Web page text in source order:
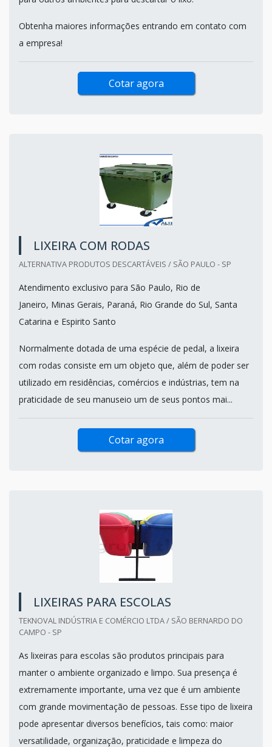
Obtenha maiores informações entrando em contato com
a empresa!
Cotar agora
LIXEIRA COM RODAS
ALTERNATIVA PRODUTOS DESCARTÁVEIS / SÃO PAULO - SP
Atendimento exclusivo para São Paulo, Rio de
Janeiro, Minas Gerais, Paraná, Rio Grande do Sul, Santa
Catarina e Espirito Santo
Normalmente dotada de uma espécie de pedal, a lixeira
com rodas consiste em um objeto que, além de poder ser
utilizado em residências, comércios e indústrias, tem na
praticidade de seu manuseio um de seus pontos mai...
Cotar agora
LIXEIRAS PARA ESCOLAS
TEKNOVAL INDÚSTRIA E COMÉRCIO LTDA / SÃO BERNARDO DO
CAMPO - SP
As lixeiras para escolas são produtos principais para
manter o ambiente organizado e limpo. Sua presença é
extremamente importante, uma vez que é um ambiente
com grande movimentação de pessoas. Esse tipo de lixeira
pode apresentar diversos benefícios, tais como: maior
versatilidade, organização, praticidade e limpeza do